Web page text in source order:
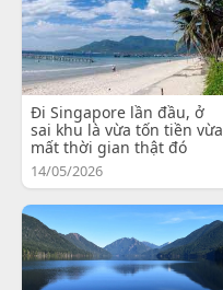
Đi Singapore lần đầu, ở
sai khu là vừa tốn tiền vừa
mất thời gian thật đó
14/05/2026